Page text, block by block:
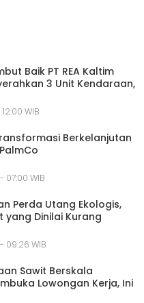
Baik PT REA Kaltim
3 Unit Kendaraan,
WIB
Berkelanjutan
07:00 WIB
Perda Utang Ekologis,
yang Dinilai Kurang
09:26 WIB
Sawit Berskala
Lowongan Kerja, Ini